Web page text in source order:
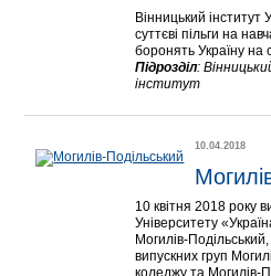
Вінницький інститут
суттєві пільги на
боронять Україну на
Підрозділ:
інститут
10.04.2018
10 квітня 2018 року
Університету
Могилів-
випускних груп